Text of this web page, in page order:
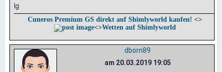
lg
Cuneros Premium GS direkt auf Shimlyworld kaufen! <>
<>Wetten auf Shimlyworld
dborn89
am 20.03.2019 19:05